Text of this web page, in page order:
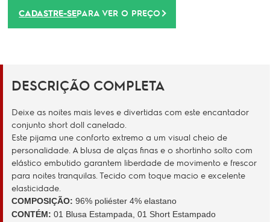
CADASTRE-SEPARA VER O PREÇO
DESCRIÇÃO COMPLETA
Deixe as noites mais leves e divertidas com este encantador
conjunto short doll canelado.
Este pijama une conforto extremo a um visual cheio de
personalidade. A blusa de alças finas e o shortinho solto com
elástico embutido garantem liberdade de movimento e frescor
para noites tranquilas. Tecido com toque macio e excelente
elasticidade.
COMPOSIÇÃO: 96% poliéster 4% elastano
CONTÉM: 01 Blusa Estampada, 01 Short Estampado